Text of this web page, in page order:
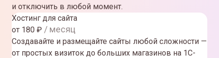
и отключить в любой момент.
Хостинг для сайта
от 180 ₽ / месяц
Создавайте и размещайте сайты любой сложности —
от простых визиток до больших магазинов на 1С-